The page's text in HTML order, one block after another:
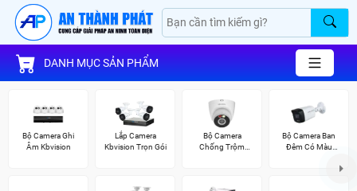
DANH MỤC SẢN PHẨM
Bộ Camera Ghi
Âm Kbvision
Lắp Camera
Kbvision Trọn Gói
Bộ Camera
Chống Trộm
Bộ Camera Ban
Đêm Có Màu